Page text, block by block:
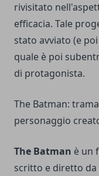
rivisitato
efficacia. Tale
stato avviato (e
quale è poi
di protagonista.
The Batman:
personaggio
The Batman è un
scritto e diretto da